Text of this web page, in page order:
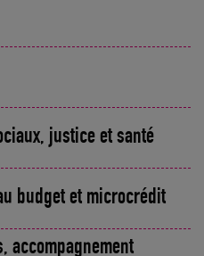
justice et santé
budget et microcrédit
accompagnement